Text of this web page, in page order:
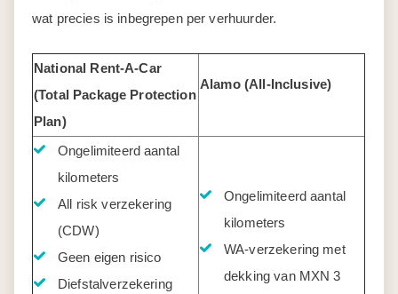
wat precies is inbegrepen per verhuurder.
National Rent-A-Car
(Total Package Protection
Plan)
Alamo (All-Inclusive)
Ongelimiteerd aantal
kilometers
All risk verzekering
(CDW)
Geen eigen risico
Diefstalverzekering
Ongelimiteerd aantal
kilometers
WA-verzekering met
dekking van MXN 3